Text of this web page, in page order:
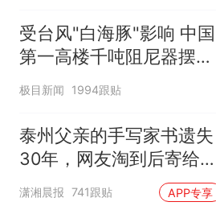
受台风"白海豚"影响 中国
第一高楼千吨阻尼器摆动
明显
极目新闻 1994跟贴
泰州父亲的手写家书遗失
30年，网友淘到后寄给女
儿：花鸟市场搬了，但爱
潇湘晨报 741跟贴 APP专享